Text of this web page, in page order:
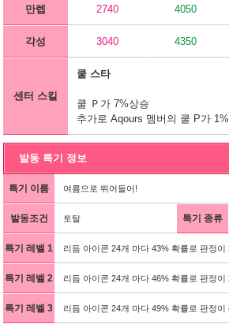
만렙 2740 4050
각성 3040 4350
센터 스킬
쿨 스타
쿨 Ｐ가 7%상승
추가로 Aqours 멤버의 쿨 P가
발동 특기 정보
특기 이름 여름으로 뛰어들어!
발동조건 토탈 특기 종류
특기 레벨 1 리듬 아이콘 24개 마다 43% 확률로 판정이
특기 레벨 2 리듬 아이콘 24개 마다 46% 확률로 판정이
특기 레벨 3 리듬 아이콘 24개 마다 49% 확률로 판정이